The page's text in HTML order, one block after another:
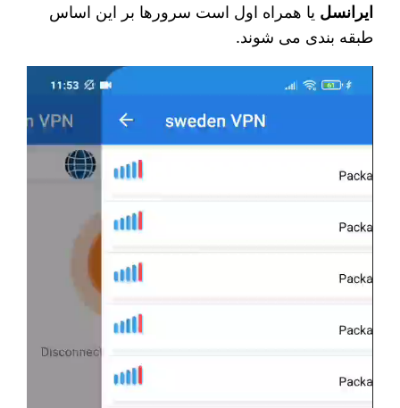
ایرانسل یا همراه اول است سرورها بر این اساس
طبقه‌ بندی می‌ شوند.
نمایشگر